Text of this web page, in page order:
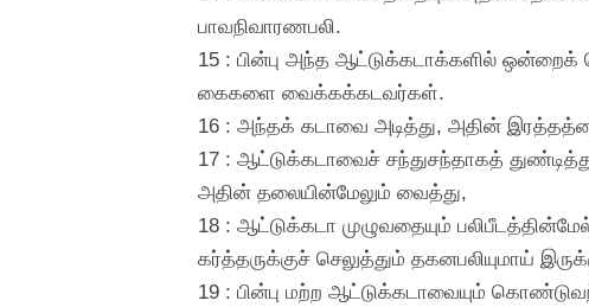
பாவநிவாரணபலி.
15 : பின்பு அந்த ஆட்டுக்கடாக்களில்
கைகளை வைக்கக்கடவர்கள்.
16 : அந்தக் கடாவை அடித்து, அதின் இரத்தத்தைப்
17 : ஆட்டுக்கடாவைச் சந்துசந்தாகத்
அதின் தலையின்மேலும் வைத்து,
18 : ஆட்டுக்கடா முழுவதையும்
கர்த்தருக்குச் செலுத்தும் தகனபலியுமாய்
19 : பின்பு மற்ற ஆட்டுக்கடாவையும்